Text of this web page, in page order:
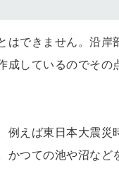
はできません。沿岸
成しているのでその
例えば東日本大震災
かつての池や沼など